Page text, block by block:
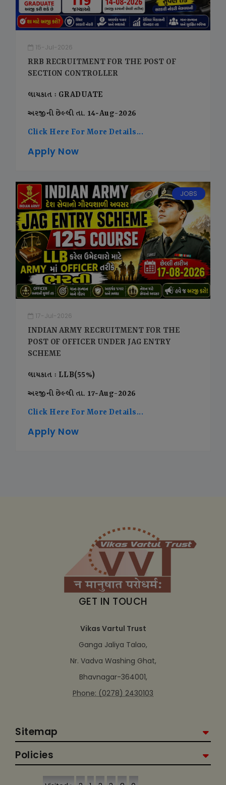
15-Jul-2026
RRB RECRUITMENT FOR THE POST OF
SECTION CONTROLLER
લાયકાત : GRADUATE
અરજીની છેલ્લી તા. 14-Aug-2026
Click Here For More Details...
Apply Now
JOBS
17-Jul-2026
INDIAN ARMY RECRUITMENT FOR THE
POST OF OFFICER UNDER JAG ENTRY
SCHEME
લાયકાત : LLB(55%)
અરજીની છેલ્લી તા. 17-Aug-2026
Click Here For More Details...
Apply Now
GET IN TOUCH
Vikas Vartul Trust
Ganga Jaliya Talao,
Nr. Vadva Washing Ghat,
Bhavnagar-364001,
Phone: (0278) 2430103
Sitemap
Policies